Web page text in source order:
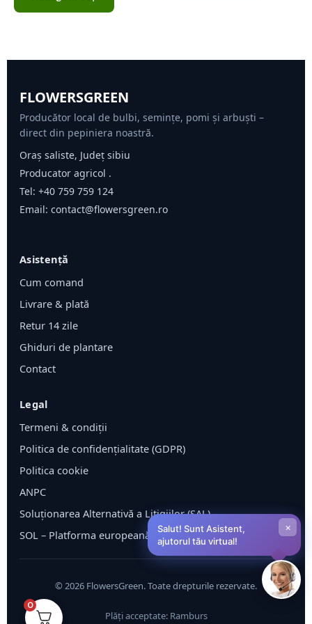
FLOWERSGREEN
Producător local de bulbi, semințe, pomi și arbuști –
direct din pepiniera noastră.
Oraș saliste, Județ sibiu
Producator agricol .
Tel: +40 759 759 124
Email: contact@flowersgreen.ro
Asistență
Cum comand
Livrare & plată
Retur 14 zile
Ghiduri de plantare
Contact
Legal
Termeni & condiții
Politica de confidențialitate (GDPR)
Politica cookie
ANPC
Soluționarea Alternativă a Litigiilor (SAL)
SOL – Platforma europeană ODR
© 2026 FlowersGreen. Toate drepturile rezervate.
Plăți acceptate: Ramburs
Salut! Sunt Asistent,
ajutorul tău virtual!
×
0